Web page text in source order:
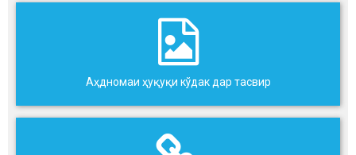
Аҳдномаи ҳуқуқи кўдак дар тасвир